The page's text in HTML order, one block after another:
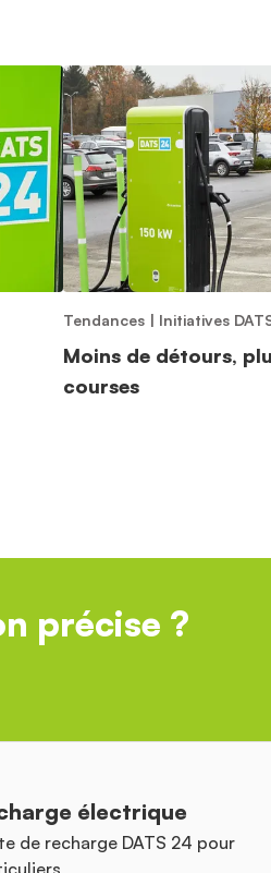
Tendances | Initiatives
Moins de détours,
courses
précise ?
électrique
de recharge DATS 24 pour